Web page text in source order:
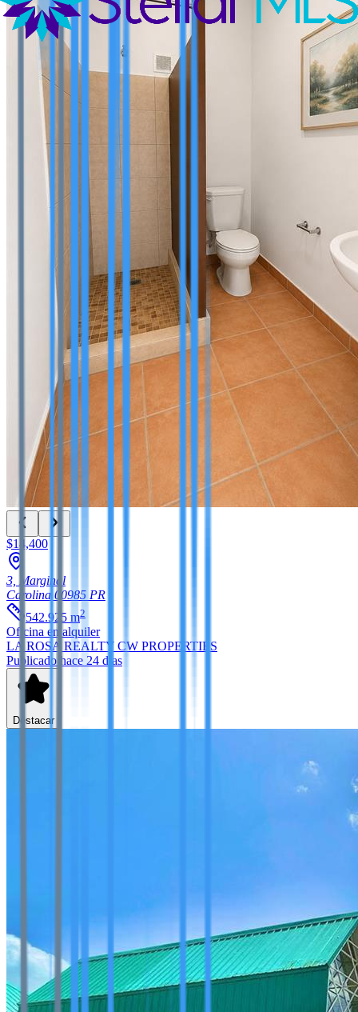
$14,400
3, Marginal
Carolina 00985 PR
542.925 m2
Oficina en alquiler
LA ROSA REALTY CW PROPERTIES
Publicado hace 24 días
Destacar